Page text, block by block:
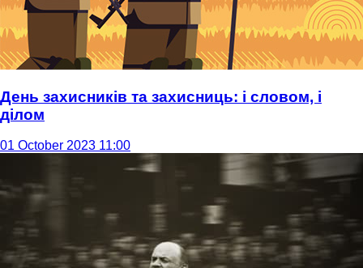
День захисників та захисниць: і словом, і
ділом
01 October 2023 11:00